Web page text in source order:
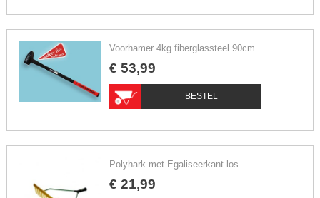
Voorhamer 4kg fiberglassteel 90cm
€ 53,99
BESTEL
Polyhark met Egaliseerkant los
€ 21,99